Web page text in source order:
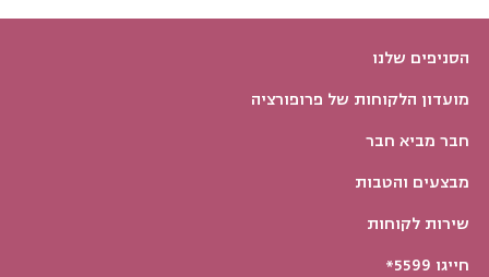
הסניפים שלנו
מועדון הלקוחות של פרופורציה
חבר מביא חבר
מבצעים והטבות
שירות לקוחות
חייגו 5599*